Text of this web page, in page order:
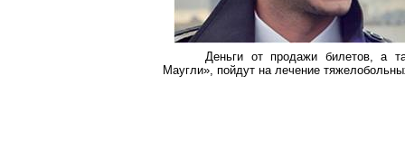
Деньги от продажи билетов, а
Маугли», пойдут на лечение